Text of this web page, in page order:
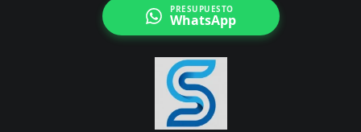
PRESUPUESTO
WhatsApp